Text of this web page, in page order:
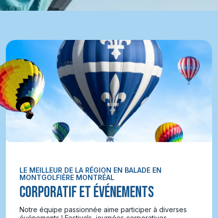
LE MEILLEUR DE LA RÉGION EN BALADE EN
MONTGOLFIÈRE MONTRÉAL
CORPORATIF ET ÉVÉNEMENTS
Notre équipe passionnée aime participer à diverses